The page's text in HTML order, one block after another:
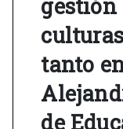
gestión
tanto
de